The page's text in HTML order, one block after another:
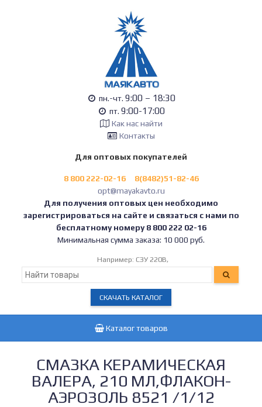
пн.-чт. 9:00 – 18:30
пт. 9:00-17:00
Как нас найти
Контакты
Для оптовых покупателей
8 800 222-02-16
8(8482)51-82-46
opt@mayakavto.ru
Для получения оптовых цен необходимо
зарегистрироваться на сайте и связаться с нами по
бесплатному номеру 8 800 222 02-16
Минимальная сумма заказа: 10 000 руб.
Например: СЗУ 220В,
СКАЧАТЬ КАТАЛОГ
Каталог товаров
СМАЗКА КЕРАМИЧЕСКАЯ
ВАЛЕРА, 210 МЛ,ФЛАКОН-
АЭРОЗОЛЬ 8521 /1/12